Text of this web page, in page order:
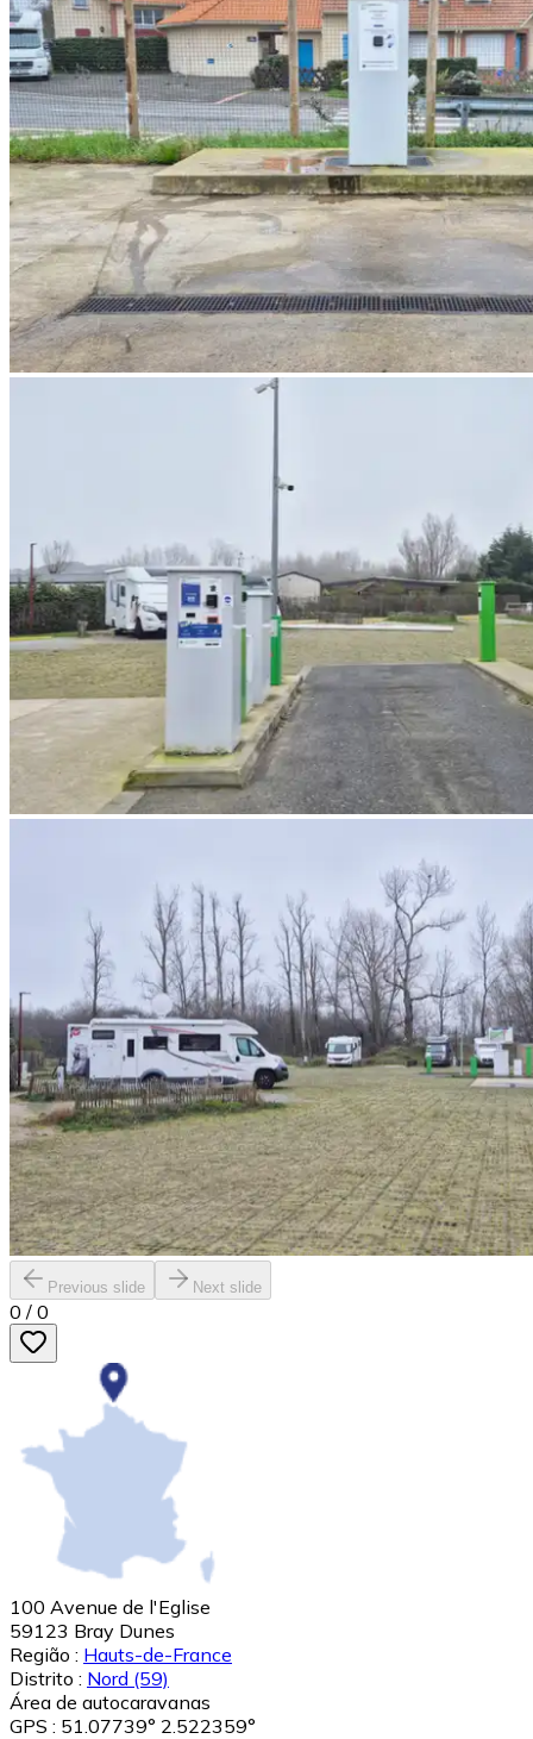
Previous slide Next slide
0 / 0
100 Avenue de l'Eglise
59123 Bray Dunes
Região : Hauts-de-France
Distrito : Nord (59)
Área de autocaravanas
GPS : 51.07739° 2.522359°